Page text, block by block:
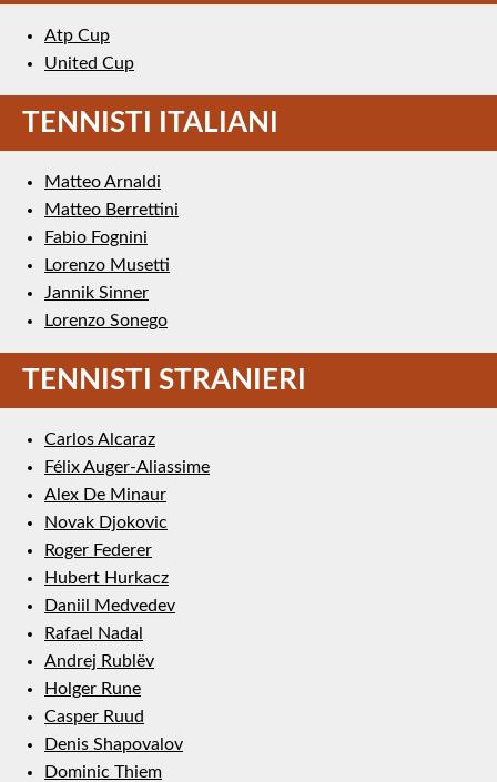
Atp Cup
United Cup
TENNISTI ITALIANI
Matteo Arnaldi
Matteo Berrettini
Fabio Fognini
Lorenzo Musetti
Jannik Sinner
Lorenzo Sonego
TENNISTI STRANIERI
Carlos Alcaraz
Félix Auger-Aliassime
Alex De Minaur
Novak Djokovic
Roger Federer
Hubert Hurkacz
Daniil Medvedev
Rafael Nadal
Andrej Rublëv
Holger Rune
Casper Ruud
Denis Shapovalov
Dominic Thiem